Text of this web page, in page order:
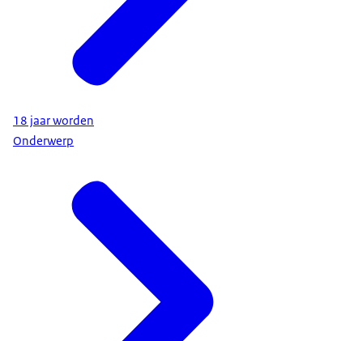
18 jaar worden
Onderwerp